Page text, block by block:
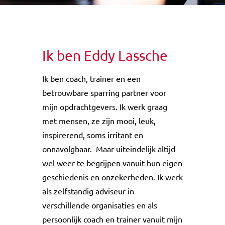
Ik ben Eddy Lassche
Ik ben coach, trainer en een
betrouwbare sparring partner voor
mijn opdrachtgevers. Ik werk graag
met mensen, ze zijn mooi, leuk,
inspirerend, soms irritant en
onnavolgbaar. Maar uiteindelijk altijd
wel weer te begrijpen vanuit hun eigen
geschiedenis en onzekerheden. Ik werk
als zelfstandig adviseur in
verschillende organisaties en als
persoonlijk coach en trainer vanuit mijn